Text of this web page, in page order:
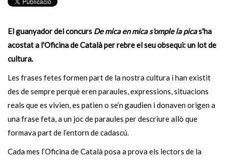
El guanyador del concurs De mica en mica s'omple la picas'ha
acostat a l'Oficina de Català per rebre el seu obsequi: un lot de
cultura.
Les frases fetes formen part de la nostra cultura i han existit
des de sempre perquè eren paraules, expressions, situacions
reals que es vivien, es patien o se’n gaudien i donaven origen a
una frase feta, a un joc de paraules per descriure allò que
formava part de l’entorn de cadascú.
Cada mes l’Oficina de Català posa a prova els lectors de la